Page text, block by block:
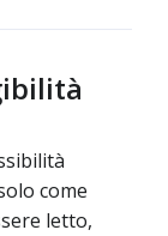
come
letto,